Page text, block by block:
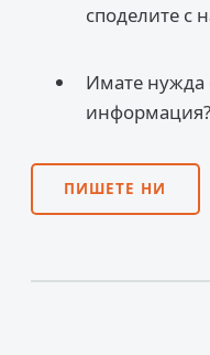
споделите с
Имате нужда
информация?
ПИШЕТЕ НИ